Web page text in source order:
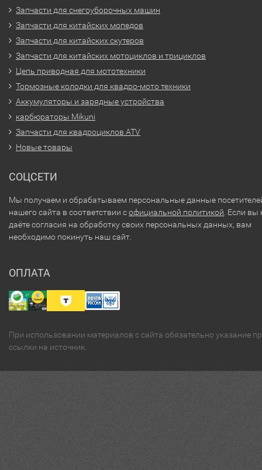
Запчасти для снегоуборочных машин
Запчасти для китайских мопедов
Запчасти для китайских скутеров
Запчасти для китайских мотоциклов и трициклов
Цепь приводная для мототехники
Тормозные колодки для квадро-мото техники
Аккумуляторы и зарядные устройства
карбюраторы Mikuni
Запчасти для квадроциклов ATV
Новые товары
СОЦСЕТИ
Мы получаем и обрабатываем персональные данные
нашего сайта в соответствии софициальной политикой . Если вы
даёте согласия на обработку своих персональных данных, вам
необходимо покинуть наш сайт.
ОПЛАТА
При использовании материалов с сайта обязательно указание
ссылки на источник.